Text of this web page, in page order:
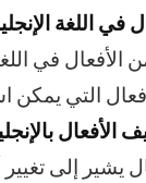
في اللغة
الأفعال في
التي يمكن
الأفعال
يشير إلى